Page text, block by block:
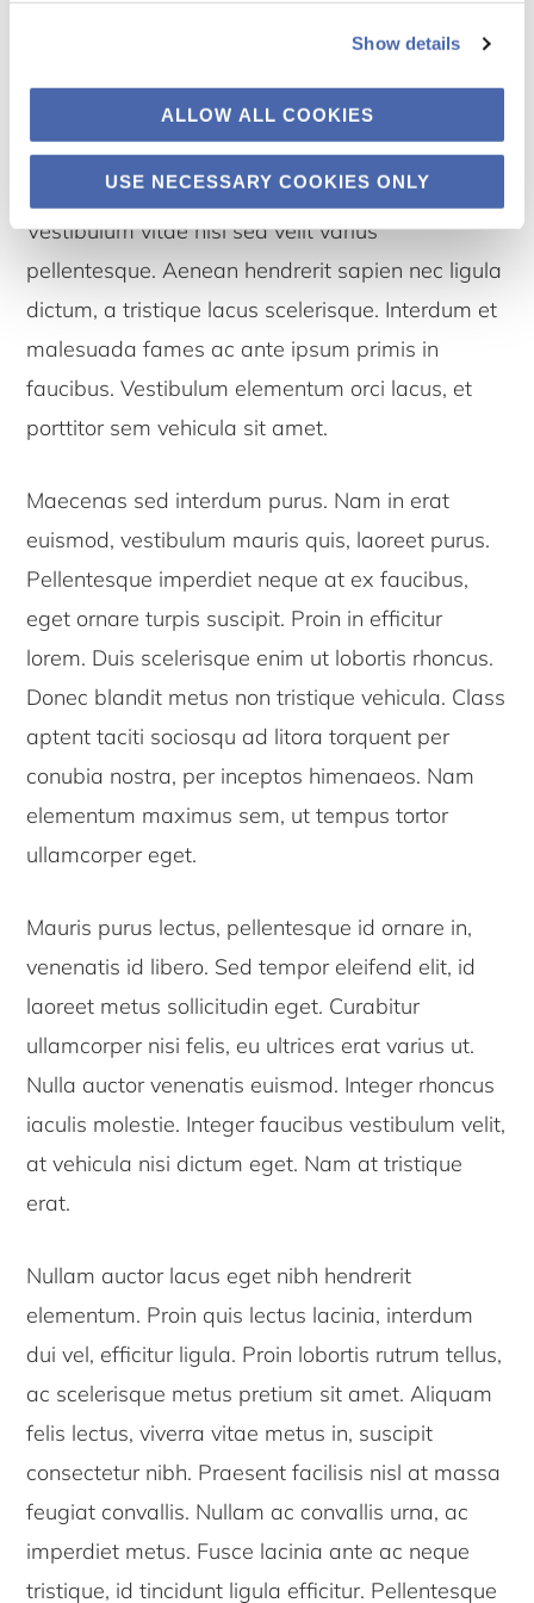
Show details
ALLOW ALL COOKIES
USE NECESSARY COOKIES ONLY
et lobortis eget, auctor at enim. Pellentesque non
Nam orci tortor, ultrices non accumsan sit amet,
tempor quis tellus. Maecenas ac ex id odio
pellentesque efficitur. Nam eget rhoncus enim.
Vestibulum vitae nisi sed velit varius
pellentesque. Aenean hendrerit sapien nec ligula
dictum, a tristique lacus scelerisque. Interdum et
malesuada fames ac ante ipsum primis in
faucibus. Vestibulum elementum orci lacus, et
porttitor sem vehicula sit amet.
Maecenas sed interdum purus. Nam in erat
euismod, vestibulum mauris quis, laoreet purus.
Pellentesque imperdiet neque at ex faucibus,
eget ornare turpis suscipit. Proin in efficitur
lorem. Duis scelerisque enim ut lobortis rhoncus.
Donec blandit metus non tristique vehicula. Class
aptent taciti sociosqu ad litora torquent per
conubia nostra, per inceptos himenaeos. Nam
elementum maximus sem, ut tempus tortor
ullamcorper eget.
Mauris purus lectus, pellentesque id ornare in,
venenatis id libero. Sed tempor eleifend elit, id
laoreet metus sollicitudin eget. Curabitur
ullamcorper nisi felis, eu ultrices erat varius ut.
Nulla auctor venenatis euismod. Integer rhoncus
iaculis molestie. Integer faucibus vestibulum velit,
at vehicula nisi dictum eget. Nam at tristique
erat.
Nullam auctor lacus eget nibh hendrerit
elementum. Proin quis lectus lacinia, interdum
dui vel, efficitur ligula. Proin lobortis rutrum tellus,
ac scelerisque metus pretium sit amet. Aliquam
felis lectus, viverra vitae metus in, suscipit
consectetur nibh. Praesent facilisis nisl at massa
feugiat convallis. Nullam ac convallis urna, ac
imperdiet metus. Fusce lacinia ante ac neque
tristique, id tincidunt ligula efficitur. Pellentesque